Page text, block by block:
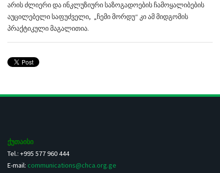
არის ძლიერი და ინკლუზიური საზოგადოების ჩამოყალიბების
აუცილებელი საფუძველი, „ჩემი მორდუ“ კი ამ მიდგომის
პრაქტიკული მაგალითია.
ქუთაისი
Tel.: +995 577 960 444
E-mail: communications@chca.org.ge